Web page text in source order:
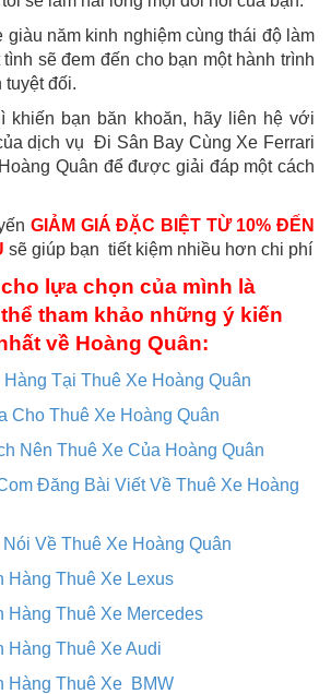
năm kinh nghiệm cùng thái độ làm
sẽ đem đến cho bạn một hành trình
tuyệt đối.
bạn băn khoăn, hãy liên hệ với
dịch vụ Đi Sân Bay Cùng Xe Ferrari
Quân để được giải đáp một cách
GIẢM GIÁ ĐẶC BIỆT TỪ 10% ĐẾN
sẽ giúp bạn tiết kiệm nhiều hơn chi phí
lựa chọn của mình là
tham khảo những ý kiến
về Hoàng Quân:
Tại Thuê Xe Hoàng Quân
Cho Thuê Xe Hoàng Quân
Nên Thuê Xe Của Hoàng Quân
Đăng Bài Viết Về Thuê Xe Hoàng
Về Thuê Xe Hoàng Quân
Hàng Thuê Xe Lexus
Hàng Thuê Xe Mercedes
Hàng Thuê Xe Audi
Hàng Thuê Xe BMW